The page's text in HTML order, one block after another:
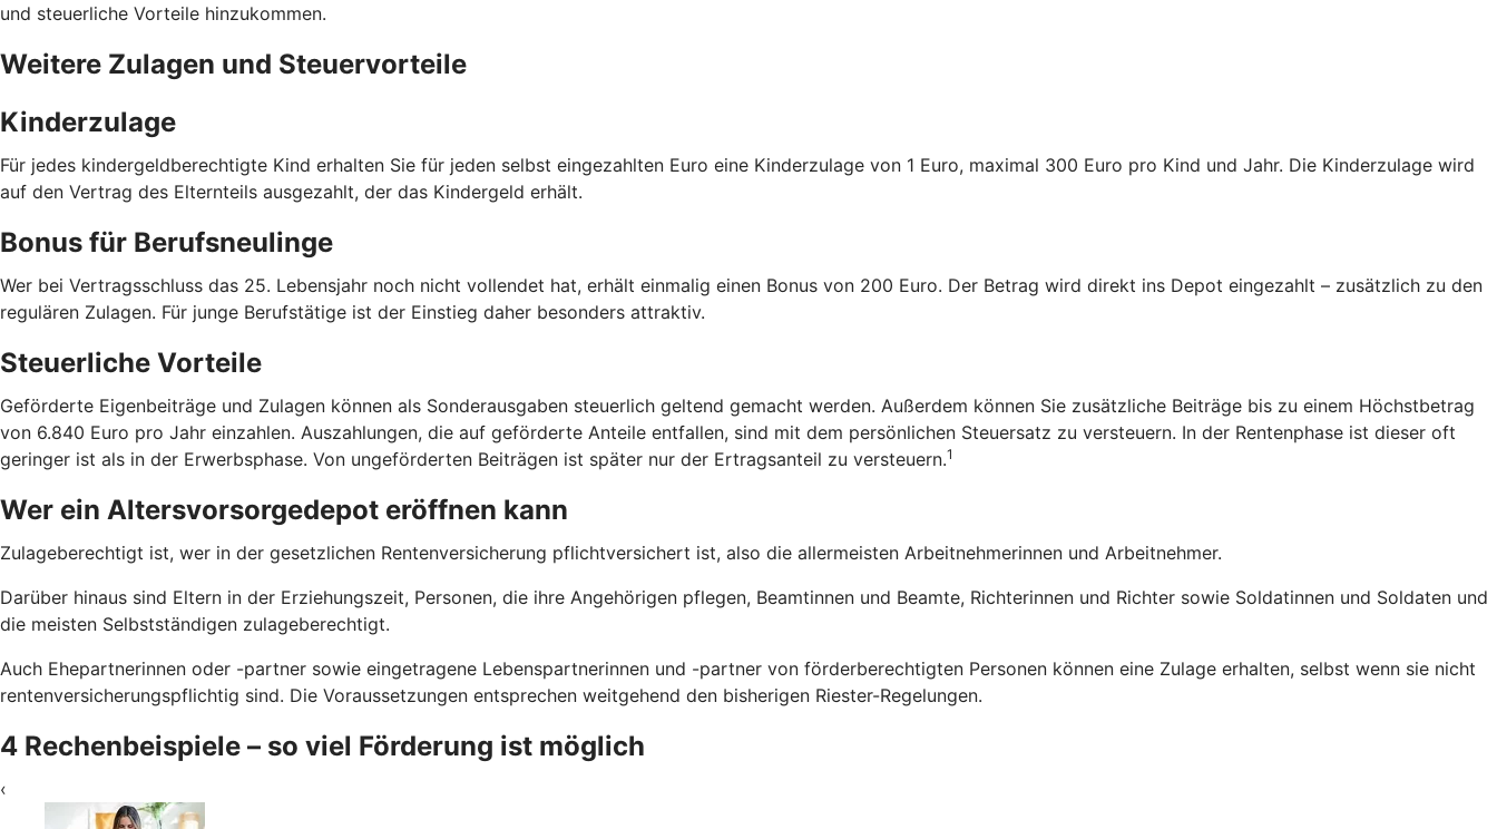
und steuerliche Vorteile hinzukommen.
Weitere Zulagen und Steuervorteile
Kinderzulage
Für jedes kindergeldberechtigte Kind erhalten Sie für jeden selbst eingezahlten Euro eine Kinderzulage von 1 Euro, maximal 300 Euro pro Kind und Jahr. Die Kinderzulage wird
auf den Vertrag des Elternteils ausgezahlt, der das Kindergeld erhält.
Bonus für Berufsneulinge
Wer bei Vertragsschluss das 25. Lebensjahr noch nicht vollendet hat, erhält einmalig einen Bonus von 200 Euro. Der Betrag wird direkt ins Depot eingezahlt – zusätzlich zu den
regulären Zulagen. Für junge Berufstätige ist der Einstieg daher besonders attraktiv.
Steuerliche Vorteile
Geförderte Eigenbeiträge und Zulagen können als Sonderausgaben steuerlich geltend gemacht werden. Außerdem können Sie zusätzliche Beiträge bis zu einem Höchstbetrag
von 6.840 Euro pro Jahr einzahlen. Auszahlungen, die auf geförderte Anteile entfallen, sind mit dem persönlichen Steuersatz zu versteuern. In der Rentenphase ist dieser oft
geringer ist als in der Erwerbsphase. Von ungeförderten Beiträgen ist später nur der Ertragsanteil zu versteuern.1
Wer ein Altersvorsorgedepot eröffnen kann
Zulageberechtigt ist, wer in der gesetzlichen Rentenversicherung pflichtversichert ist, also die allermeisten Arbeitnehmerinnen und Arbeitnehmer.
Darüber hinaus sind Eltern in der Erziehungszeit, Personen, die ihre Angehörigen pflegen, Beamtinnen und Beamte, Richterinnen und Richter sowie Soldatinnen und Soldaten und
die meisten Selbstständigen zulageberechtigt.
Auch Ehepartnerinnen oder -partner sowie eingetragene Lebenspartnerinnen und -partner von förderberechtigten Personen können eine Zulage erhalten, selbst wenn sie nicht
rentenversicherungspflichtig sind. Die Voraussetzungen entsprechen weitgehend den bisherigen Riester-Regelungen.
4 Rechenbeispiele – so viel Förderung ist möglich
‹